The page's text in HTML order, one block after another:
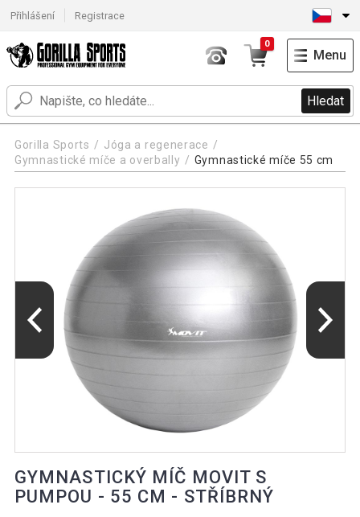
Přihlášení Registrace
Hledat
0
Menu
Gorilla Sports
Jóga a regenerace
Gymnastické míče a overbally
Gymnastické míče 55 cm
GYMNASTICKÝ MÍČ MOVIT S
PUMPOU - 55 CM - STŘÍBRNÝ